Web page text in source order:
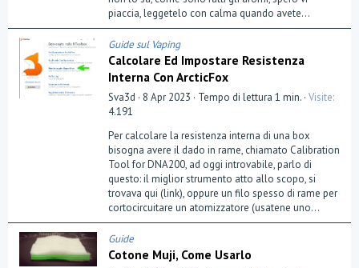
(
e
)
piaccia, leggetelo con calma quando avete...
Guide sul Vaping
Calcolare Ed Impostare Resistenza
Interna Con ArcticFox
Sva3d 8 Apr 2023 Tempo di lettura 1 min. Visite
4.191
Per calcolare la resistenza interna di una box
bisogna avere il dado in rame, chiamato Calibration
Tool for DNA200, ad oggi introvabile, parlo di
questo: il miglior strumento atto allo scopo, si
trovava qui (link), oppure un filo spesso di rame per
cortocircuitare un atomizzatore (usatene uno...
Guide
Cotone Muji, Come Usarlo